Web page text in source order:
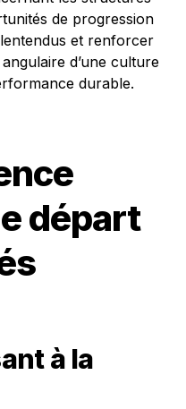
de progression
et renforcer
d’une culture
durable.
départ
à la